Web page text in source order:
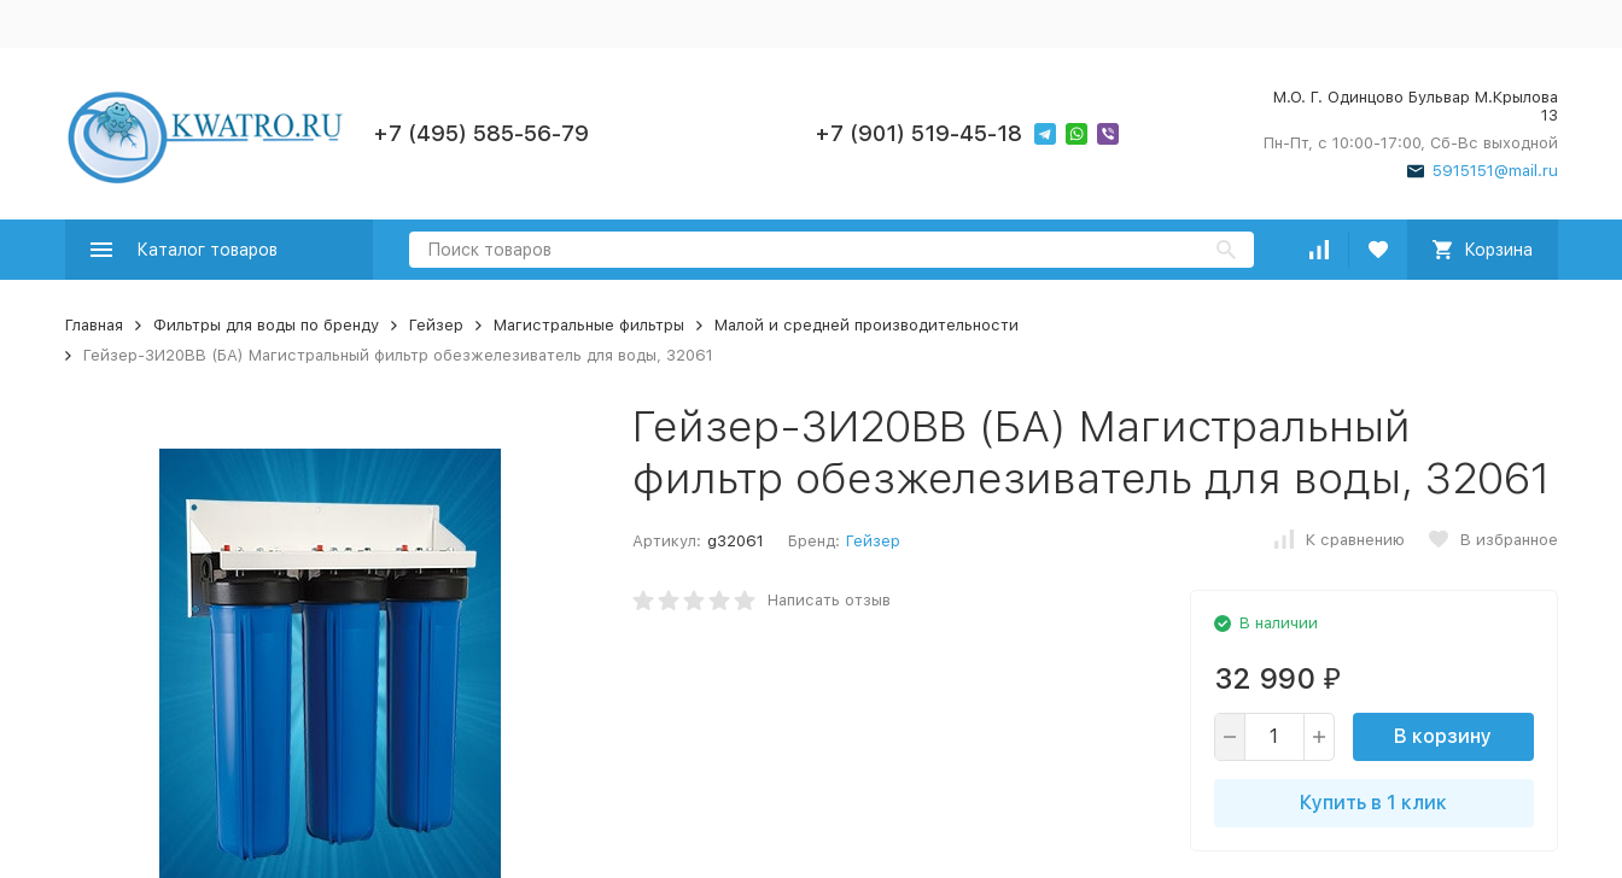
+7 (495) 585-56-79 +7 (901) 519-45-18
М.О. Г. Одинцово Бульвар М.Крылова
13
Пн-Пт, с 10:00-17:00, Сб-Вс выходной
5915151@mail.ru
Каталог товаров Корзина
Главная Фильтры для воды по бренду Гейзер Магистральные фильтры
Малой и средней производительности
Гейзер-3И20BB (БА) Магистральный фильтр обезжелезиватель для воды, 32061
Гейзер-3И20BB (БА) Магистральный
фильтр обезжелезиватель для воды, 32061
Артикул: g32061 Бренд: Гейзер К сравнению В избранное
Написать отзыв
В наличии
32 990 ₽
В корзину
Купить в 1 клик